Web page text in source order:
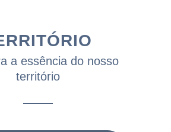
a essência do nosso
território